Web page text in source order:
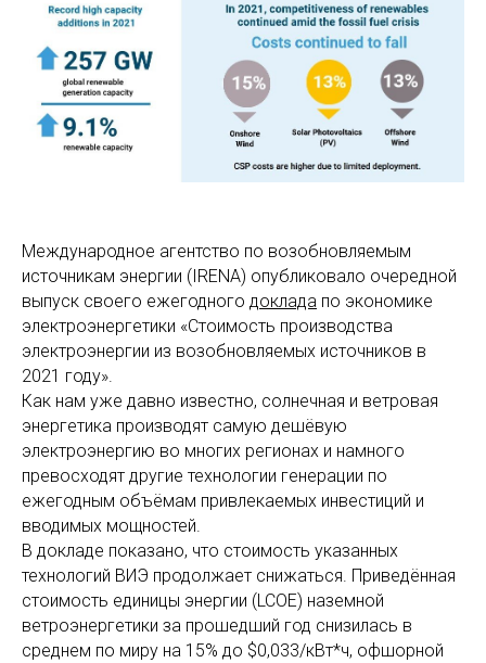
Международное агентство по возобновляемым
источникам энергии (IRENA) опубликовало очередной
выпуск своего ежегодного доклада по экономике
электроэнергетики «Стоимость производства
электроэнергии из возобновляемых источников в
2021 году».
Как нам уже давно известно, солнечная и ветровая
энергетика производят самую дешёвую
электроэнергию во многих регионах и намного
превосходят другие технологии генерации по
ежегодным объёмам привлекаемых инвестиций и
вводимых мощностей.
В докладе показано, что стоимость указанных
технологий ВИЭ продолжает снижаться. Приведённая
стоимость единицы энергии (LCOE) наземной
ветроэнергетики за прошедший год снизилась в
среднем по миру на 15% до $0,033/кВт*ч, офшорной